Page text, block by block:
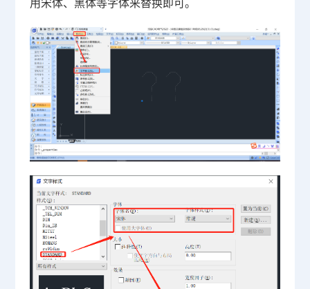
用宋体、黑体等字体来替换即可。